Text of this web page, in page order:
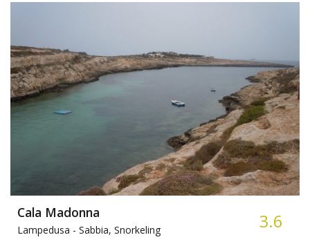
Cala Madonna
Lampedusa - Sabbia, Snorkeling 3.6